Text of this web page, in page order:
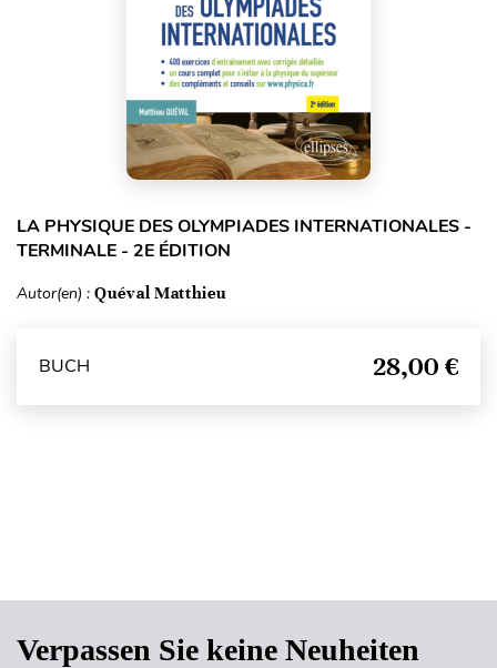
LA PHYSIQUE DES OLYMPIADES INTERNATIONALES -
TERMINALE - 2E ÉDITION
Autor(en) : Quéval Matthieu
BUCH 28,00 €
Verpassen Sie keine Neuheiten